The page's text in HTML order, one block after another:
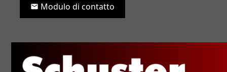
mail Modulo di contatto